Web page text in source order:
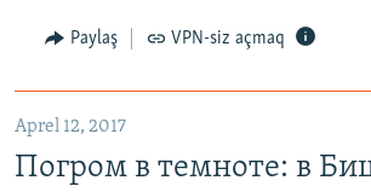
Paylaş VPN-siz açmaq
Aprel 12, 2017
Погром в темноте: в